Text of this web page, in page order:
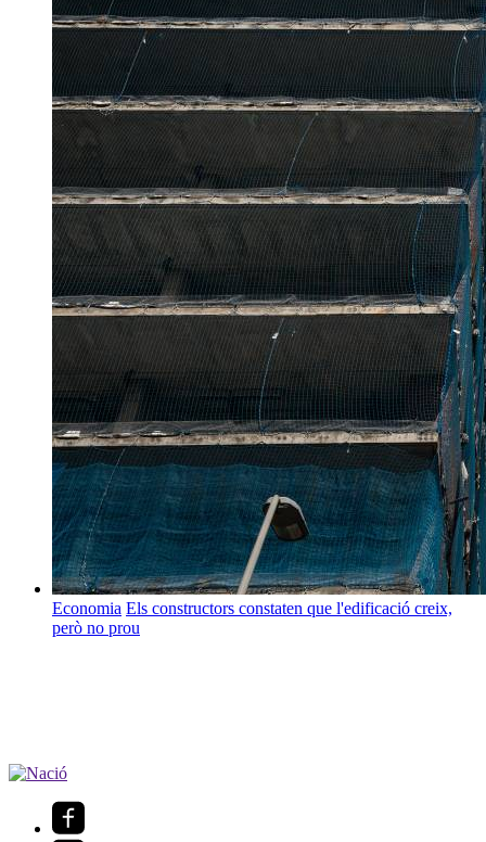
Economia Els constructors constaten que l'edificació creix,
però no prou